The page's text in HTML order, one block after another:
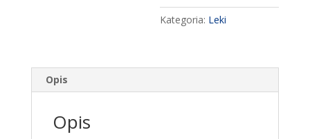
hemoroidy
zylaki
blony
Kategoria: Leki
Opis
Opis